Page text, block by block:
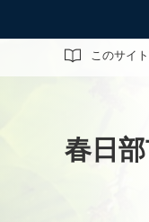
このサイ
サイト内検
春日